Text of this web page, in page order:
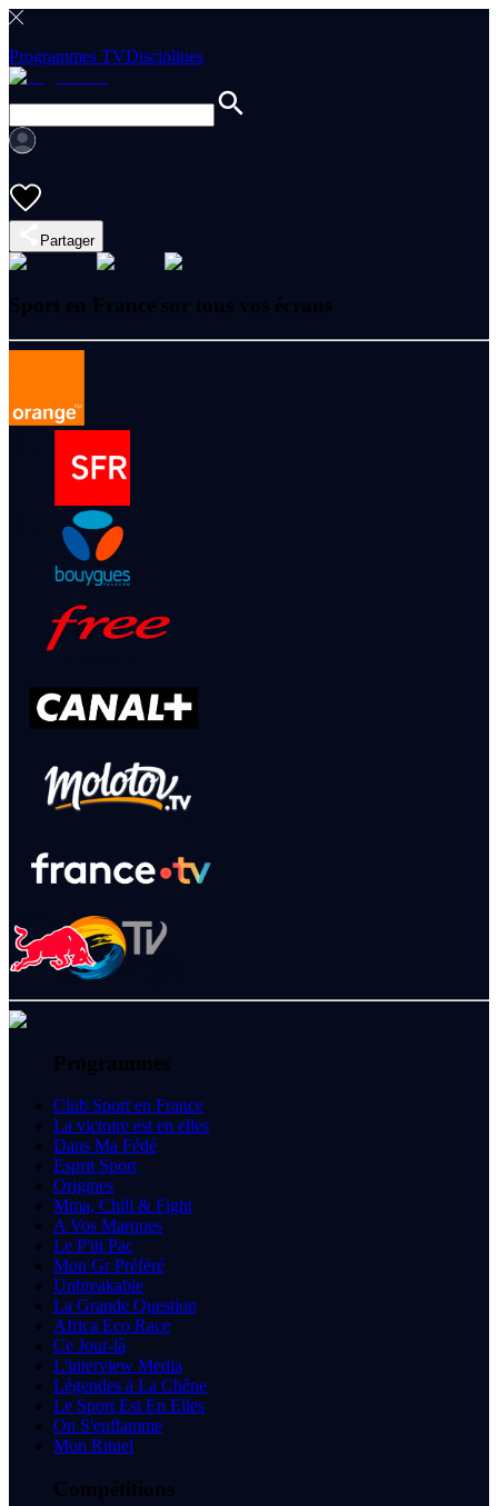
Programmes TVDisciplines
Partager
Sport en France sur tous vos écrans
Programmes
Club Sport en France
La victoire est en elles
Dans Ma Fédé
Esprit Sport
Origines
Mma, Chill & Fight
A Vos Marques
Le P'tit Pac
Mon Gr Préféré
Unbreakable
La Grande Question
Africa Eco Race
Ce Jour-là
L'interview Media
Légendes à La Chêne
Le Sport Est En Elles
On S'enflamme
Mon Rituel
Compétitions